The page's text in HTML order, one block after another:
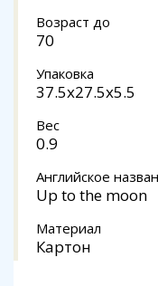
Возраст до
70
Упаковка
37.5x27.5x5.5
Вес
0.9
Английское
Up to the moon
Материал
Картон